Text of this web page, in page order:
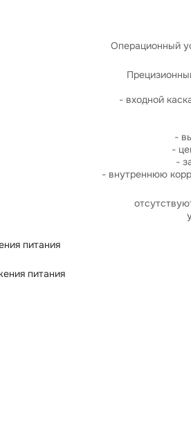
Операционный
- входной
-
-
-
питания
питания